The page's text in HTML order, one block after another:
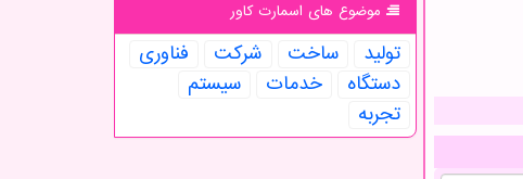
موضوع های اسمارت كاور
تولید ساخت شركت
فناوری
دستگاه
خدمات
سیستم
تجربه